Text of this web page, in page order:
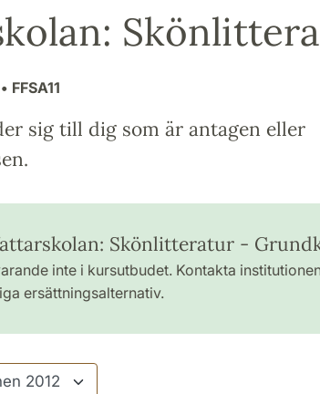
• FFSA11
sig till dig som är antagen eller
Skönlitteratur -
inte i kursutbudet. Kontakta
ersättningsalternativ.